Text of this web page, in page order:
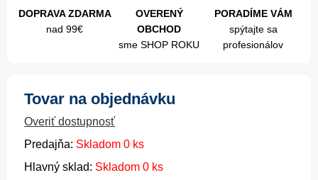
DOPRAVA ZDARMA
nad 99€
OVERENÝ
OBCHOD
sme SHOP ROKU
PORADÍME VÁM
spýtajte sa
profesionálov
Tovar na objednávku
Overiť dostupnosť
Predajňa: Skladom 0 ks
Hlavný sklad: Skladom 0 ks